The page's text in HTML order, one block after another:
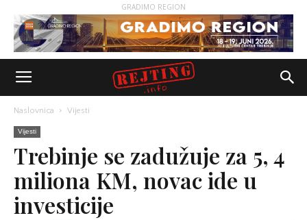
GRADIMO REGION
Naslovnica Vijesti
Vijesti
Trebinje se zadužuje za 5, 4
miliona KM, novac ide u
investicije